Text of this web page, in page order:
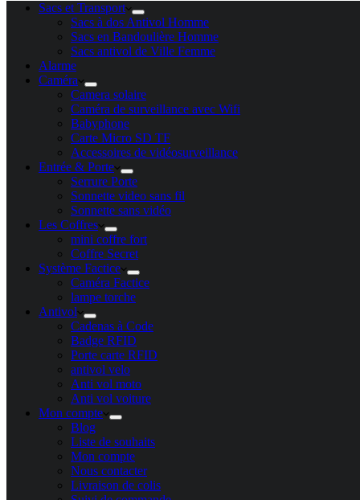
Sacs et Transport
Sacs à dos Antivol Homme
Sacs en Bandoulière Homme
Sacs antivol de Ville Femme
Alarme
Caméra
Camera solaire
Caméra de surveillance avec Wifi
Babyphone
Carte Micro SD TF
Accessoires de vidéosurveillance
Entrée & Porte
Serrure Porte
Sonnette video sans fil
Sonnette sans vidéo
Les Coffres
mini coffre fort
Coffre Secret
Système Factice
Caméra Factice
lampe torche
Antivol
Cadenas à Code
Badge RFID
Porte carte​ RFID
antivol velo
Anti vol moto
Anti vol voiture
Mon compte
Blog
Liste de souhaits
Mon compte
Nous contacter
Livraison de colis